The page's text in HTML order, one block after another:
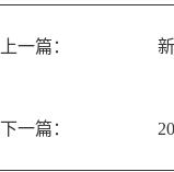
上一篇：
下一篇：